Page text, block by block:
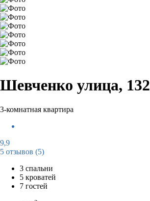
Шевченко улица, 132
3-комнатная квартира
9,9
5 отзывов (5)
3 спальни
5 кроватей
7 гостей